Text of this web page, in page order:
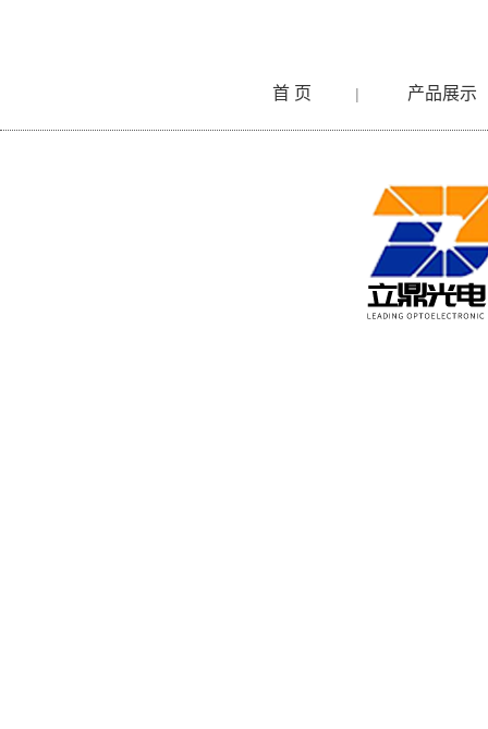
首 页 | 产品展示